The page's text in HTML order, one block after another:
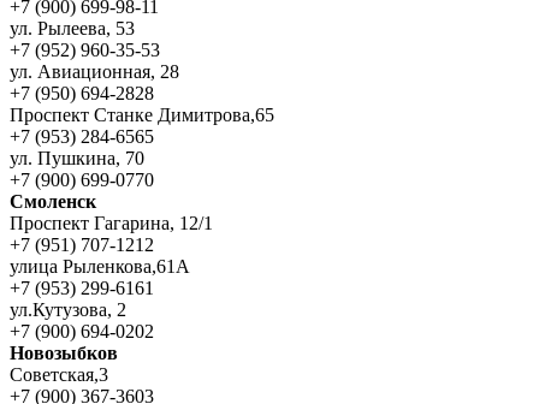
+7 (900) 699-98-11
ул. Рылеева, 53
+7 (952) 960-35-53
ул. Авиационная, 28
+7 (950) 694-2828
Проспект Станке Димитрова,65
+7 (953) 284-6565
ул. Пушкина, 70
+7 (900) 699-0770
Смоленск
Проспект Гагарина, 12/1
+7 (951) 707-1212
улица Рыленкова,61А
+7 (953) 299-6161
ул.Кутузова, 2
+7 (900) 694-0202
Новозыбков
Советская,3
+7 (900) 367-3603